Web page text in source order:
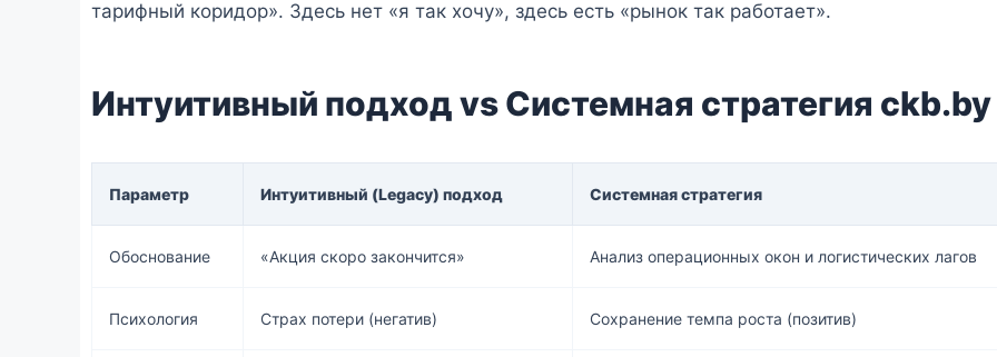
тарифный коридор». Здесь нет «я так хочу», здесь есть «рынок так работает».
Интуитивный подход vs Системная стратегия ckb.by
Параметр Интуитивный (Legacy) подход Системная стратегия
Обоснование «Акция скоро закончится» Анализ операционных окон и логистических лагов
Психология Страх потери (негатив) Сохранение темпа роста (позитив)